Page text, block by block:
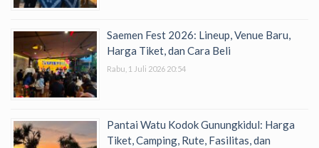
Saemen Fest 2026: Lineup, Venue Baru,
Harga Tiket, dan Cara Beli
Rabu, 1 Juli 2026 20:54
Pantai Watu Kodok Gunungkidul: Harga
Tiket, Camping, Rute, Fasilitas, dan